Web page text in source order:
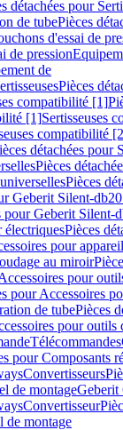
détachées pour
de tubePièces
d'essai de
de pression
de
Pièces
compatibilité [1]
[1]Sertisseuses
compatibilité
détachées pour
Pièces
Pièces
Geberit Silent-
pour Geberit Silent-
électriquesPièces
pour
au miroir
pour
pour Accessoires
de tubePièces
pour outils
Télécommandes
pour Composants
Convertisseurs
de montageGeberit
Convertisseur
de montage